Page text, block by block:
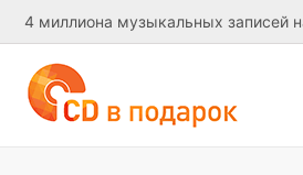
4 миллиона музыкальных записей